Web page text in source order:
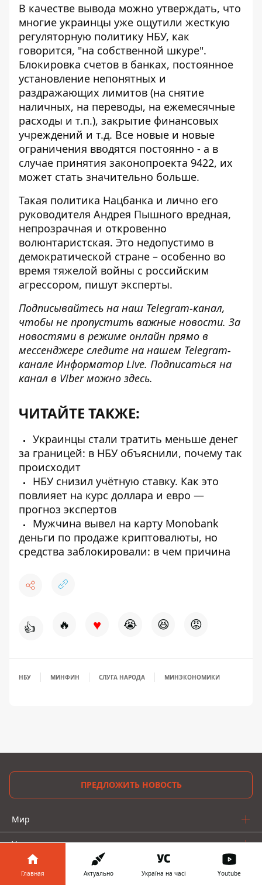
В качестве вывода можно утверждать, что
многие украинцы уже ощутили жесткую
регуляторную политику НБУ, как
говорится, "на собственной шкуре".
Блокировка счетов в банках, постоянное
установление непонятных и
раздражающих лимитов (на снятие
наличных, на переводы, на ежемесячные
расходы и т.п.), закрытие финансовых
учреждений и т.д. Все новые и новые
ограничения вводятся постоянно - а в
случае принятия законопроекта 9422, их
может стать значительно больше.
Такая политика Нацбанка и лично его
руководителя Андрея Пышного вредная,
непрозрачная и откровенно
волюнтаристская. Это недопустимо в
демократической стране – особенно во
время тяжелой войны с российским
агрессором, пишут эксперты.
Подписывайтесь на наш Telegram-канал,
чтобы не пропустить важные новости. За
новостями в режиме онлайн прямо в
мессенджере следите на нашем Telegram-
канале Информатор Live. Подписаться на
канал в Viber можно здесь.
ЧИТАЙТЕ ТАКЖЕ:
Украинцы стали тратить меньше денег
за границей: в НБУ объяснили, почему так
происходит
НБУ снизил учётную ставку. Как это
повлияет на курс доллара и евро —
прогноз экспертов
Мужчина вывел на карту Monobank
деньги по продаже криптовалюты, но
средства заблокировали: в чем причина
👍 🔥 ♥ 😭 😆 😡
НБУ МИНФИН СЛУГА НАРОДА МИНЭКОНОМИКИ
ПРЕДЛОЖИТЬ НОВОСТЬ
Мир
Украина
Главная Актуально Україна на часі Youtube